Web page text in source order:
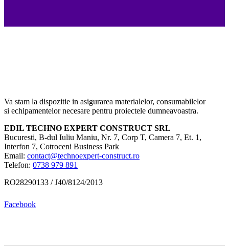
Va stam la dispozitie in asigurarea materialelor, consumabilelor
si echipamentelor necesare pentru proiectele dumneavoastra.
EDIL TECHNO EXPERT CONSTRUCT SRL
Bucuresti, B-dul Iuliu Maniu, Nr. 7, Corp T, Camera 7, Et. 1,
Interfon 7, Cotroceni Business Park
Email: contact@technoexpert-construct.ro
Telefon: 0738 979 891
RO28290133 / J40/8124/2013
Facebook